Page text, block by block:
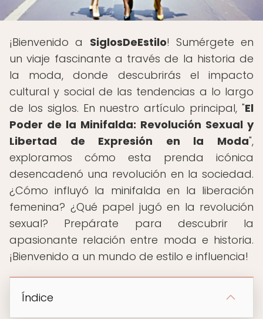
¡Bienvenido a SiglosDeEstilo! Sumérgete en
un viaje fascinante a través de la historia de
la moda, donde descubrirás el impacto
cultural y social de las tendencias a lo largo
de los siglos. En nuestro artículo principal, "El
Poder de la Minifalda: Revolución Sexual y
Libertad de Expresión en la Moda",
exploramos cómo esta prenda icónica
desencadenó una revolución en la sociedad.
¿Cómo influyó la minifalda en la liberación
femenina? ¿Qué papel jugó en la revolución
sexual? Prepárate para descubrir la
apasionante relación entre moda e historia.
¡Bienvenido a un mundo de estilo e influencia!
Índice